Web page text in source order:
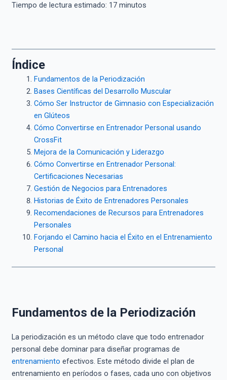
Tiempo de lectura estimado: 17minutos
Índice
Fundamentos de la Periodización
Bases Científicas del Desarrollo Muscular
Cómo Ser Instructor de Gimnasio con Especialización
en Glúteos
Cómo Convertirse en Entrenador Personal usando
CrossFit
Mejora de la Comunicación y Liderazgo
Cómo Convertirse en Entrenador Personal:
Certificaciones Necesarias
Gestión de Negocios para Entrenadores
Historias de Éxito de Entrenadores Personales
Recomendaciones de Recursos para Entrenadores
Personales
Forjando el Camino hacia el Éxito en el Entrenamiento
Personal
Fundamentos de la Periodización
La periodización es un método clave que todo entrenador
personal debe dominar para diseñar programas de
entrenamiento efectivos. Este método divide el plan de
entrenamiento en períodos o fases, cada uno con objetivos